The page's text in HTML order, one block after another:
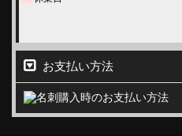
お支払い方法